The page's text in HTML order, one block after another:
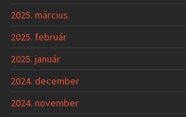
2025. március
2025. február
2025. január
2024. december
2024. november